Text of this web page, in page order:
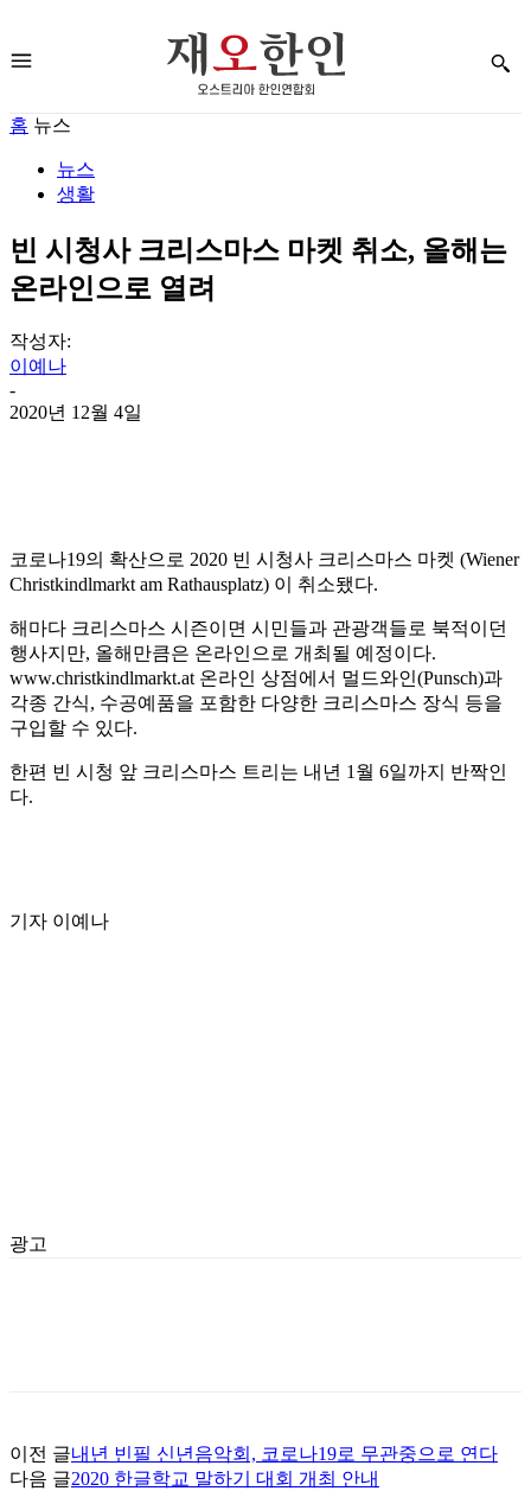
홈 뉴스
뉴스
생활
빈 시청사 크리스마스 마켓 취소, 올해는
온라인으로 열려
작성자:
이예나
-
2020년 12월 4일
코로나19의 확산으로 2020 빈 시청사 크리스마스 마켓 (Wiener
Christkindlmarkt am Rathausplatz) 이 취소됐다.
해마다 크리스마스 시즌이면 시민들과 관광객들로 북적이던
행사지만, 올해만큼은 온라인으로 개최될 예정이다.
www.christkindlmarkt.at 온라인 상점에서 멀드와인(Punsch)과
각종 간식, 수공예품을 포함한 다양한 크리스마스 장식 등을
구입할 수 있다.
한편 빈 시청 앞 크리스마스 트리는 내년 1월 6일까지 반짝인
다.
기자 이예나
광고
이전 글내년 빈필 신년음악회, 코로나19로 무관중으로 연다
다음 글2020 한글학교 말하기 대회 개최 안내